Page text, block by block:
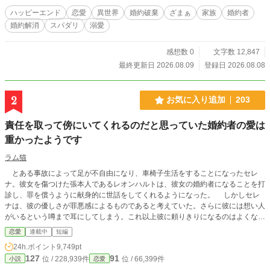
ハッピーエンド 恋愛 異世界 婚約破棄 ざまぁ 家族
婚約者
婚約解消
スパダリ 溺愛
感想数 0
文字数 12,847
最終更新日 2026.08.09
登録日 2026.08.08
2 お気に入り追加 203
責任を取って傍にいてくれるのだと思っていた婚約者の愛は
重かったようです
ラム猫
とある事故によって足が不自由になり、車椅子生活をすることになったセレ
ナ。彼女を傷つけた張本人であるレオンハルトは、彼女の婚約者になることを打
診し、罪を償うように献身的に世話をしてくれるようになった。 しかしセレ
ナは、彼の優しさが罪悪感によるものであると考えていた。さらに彼には想い人
がいるという噂まで耳にしてしまう。これ以上彼に頼りきりになるのはよくない
と思い、距離を取ろうとするが……。 全20話＋後日談2話で完結となります。
7話以降は、12:00に1話ずつ投稿します。
恋愛 連載中 短編
24h.ポイント 9,749pt
小説 127 位 / 228,939件 恋愛 91 位 / 66,399件